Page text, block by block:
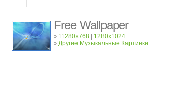
Free Wallpaper
» 11280x768 1280x1024
» Другие Музыкальные Картинки